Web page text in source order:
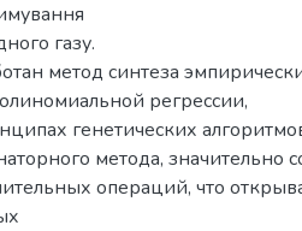
газу.
метод синтеза
регрессии,
генетических
метода, значительно
операций, что